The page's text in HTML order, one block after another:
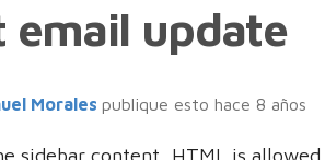
email update
Morales publique esto hace 8 años